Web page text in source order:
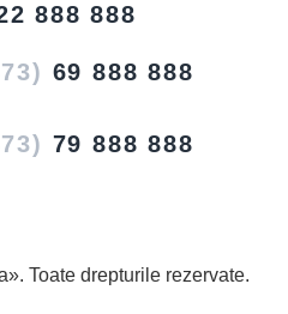
888 888
69 888 888
79 888 888
Toate drepturile rezervate.